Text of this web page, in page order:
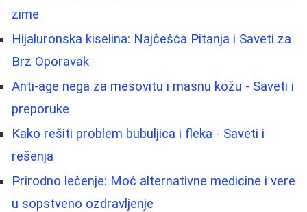
zime
Hijaluronska kiselina: Najčešća Pitanja i Saveti za
Brz Oporavak
Anti-age nega za mesovitu i masnu kožu - Saveti i
preporuke
Kako rešiti problem bubuljica i fleka - Saveti i
rešenja
Prirodno lečenje: Moć alternativne medicine i vere
u sopstveno ozdravljenje